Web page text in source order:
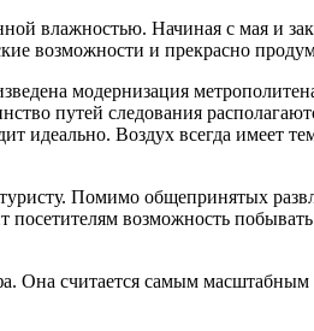
влажностью. Начиная с мая и
возможности и прекрасно
модернизация
путей следования
Воздух всегда имеет
Помимо общепринятых
возможность
считается самым масштабным